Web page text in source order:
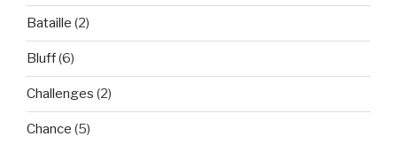
Bataille (2)
Bluff(6)
Challenges (2)
Chance (5)